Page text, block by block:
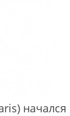
начался